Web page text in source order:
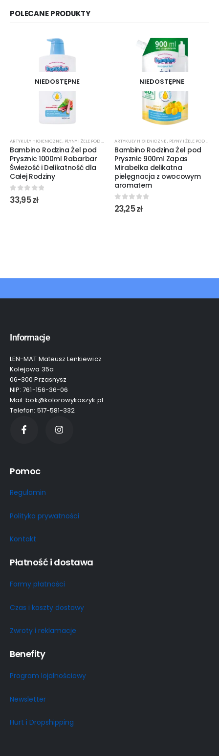
POLECANE PRODUKTY
NIEDOSTĘPNE
ARTYKUŁY HIGIENICZNE, PŁYNY I ŻELE POD PRYSZNIC ,PRODUKTY DLA DZIECI
Bambino Rodzina Żel pod
Prysznic 1000ml Rabarbar
Świeżość i Delikatność dla
Całej Rodziny
0out of 5
33,95zł
NIEDOSTĘPNE
ARTYKUŁY HIGIENICZNE, PŁYNY I ŻELE POD PRYSZNIC
Bambino Rodzina Żel pod
Prysznic 900ml Zapas
Mirabelka delikatna
pielęgnacja z owocowym
aromatem
0out of 5
23,25zł
Informacje
LEN-MAT Mateusz Lenkiewicz
Kolejowa 35a
06-300 Przasnysz
NIP: 761-156-36-06
Mail: bok@kolorowykoszyk.pl
Telefon: 517-581-332
Pomoc
Regulamin
Polityka prywatności
Kontakt
Płatność i dostawa
Formy płatności
Czas i koszty dostawy
Zwroty i reklamacje
Benefity
Program lojalnościowy
Newsletter
Hurt i Dropshipping